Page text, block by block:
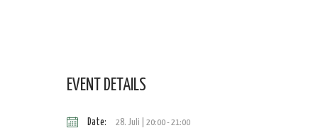
EVENT DETAILS
Date: 28. Juli | 20:00-21:00